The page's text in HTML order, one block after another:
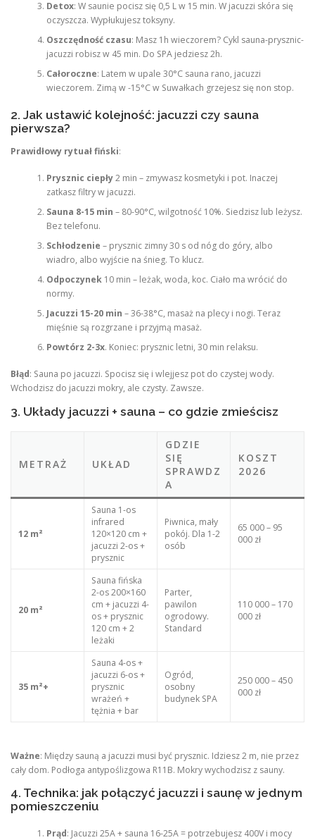
Detox: W saunie pocisz się 0,5 L w 15 min. W jacuzzi skóra się
oczyszcza. Wypłukujesz toksyny.
Oszczędność czasu: Masz 1h wieczorem? Cykl sauna-prysznic-
jacuzzi robisz w 45 min. Do SPA jedziesz 2h.
Całoroczne: Latem w upale 30°C sauna rano, jacuzzi
wieczorem. Zimą w -15°C w Suwałkach grzejesz się non stop.
2. Jak ustawić kolejność: jacuzzi czy sauna
pierwsza?
Prawidłowy rytuał fiński:
Prysznic ciepły2 min – zmywasz kosmetyki i pot. Inaczej
zatkasz filtry w jacuzzi.
Sauna 8-15 min – 80-90°C, wilgotność 10%. Siedzisz lub leżysz.
Bez telefonu.
Schłodzenie – prysznic zimny 30 s od nóg do góry, albo
wiadro, albo wyjście na śnieg. To klucz.
Odpoczynek10 min – leżak, woda, koc. Ciało ma wrócić do
normy.
Jacuzzi 15-20 min – 36-38°C, masaż na plecy i nogi. Teraz
mięśnie są rozgrzane i przyjmą masaż.
Powtórz 2-3x. Koniec: prysznic letni, 30 min relaksu.
Błąd: Sauna po jacuzzi. Spocisz się i wlejjesz pot do czystej wody.
Wchodzisz do jacuzzi mokry, ale czysty. Zawsze.
3. Układy jacuzzi + sauna – co gdzie zmieścisz
METRAŻ UKŁAD
GDZIE
SIĘ
SPRAWDZ
A
KOSZT
2026
12 m²
Sauna 1-os
infrared
120×120 cm +
jacuzzi 2-os +
prysznic
Piwnica, mały
pokój. Dla 1-2
osób
65 000 – 95
000 zł
20 m²
Sauna fińska
2-os 200×160
cm + jacuzzi 4-
os + prysznic
120 cm + 2
leżaki
Parter,
pawilon
ogrodowy.
Standard
110 000 – 170
000 zł
35 m²+
Sauna 4-os +
jacuzzi 6-os +
prysznic
wrażeń +
tężnia + bar
Ogród,
osobny
budynek SPA
250 000 – 450
000 zł
Ważne: Między sauną a jacuzzi musi być prysznic. Idziesz 2 m, nie przez
cały dom. Podłoga antypoślizgowa R11B. Mokry wychodzisz z sauny.
4. Technika: jak połączyć jacuzzi i saunę w jednym
pomieszczeniu
Prąd: Jacuzzi 25A + sauna 16-25A = potrzebujesz 400V i mocy